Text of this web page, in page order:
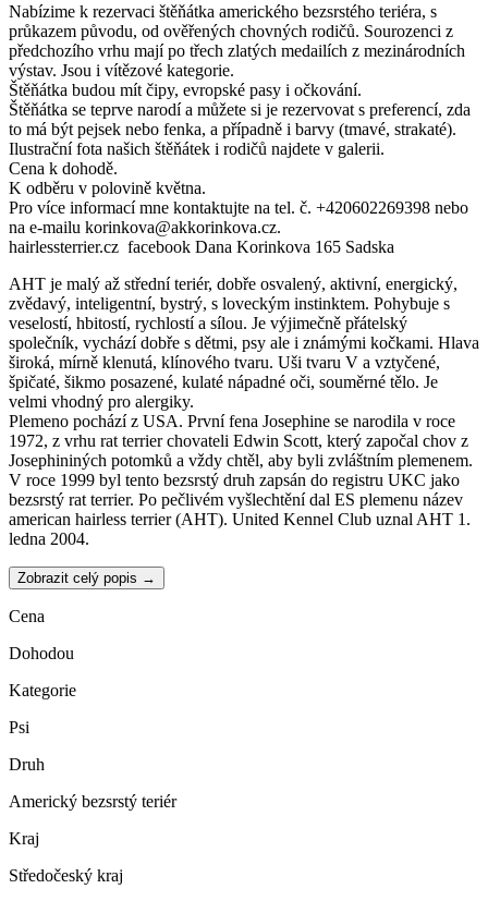
Nabízime k rezervaci štěňátka amerického bezsrstého teriéra, s
průkazem původu, od ověřených chovných rodičů. Sourozenci z
předchozího vrhu mají po třech zlatých medailích z mezinárodních
výstav. Jsou i vítězové kategorie.
Štěňátka budou mít čipy, evropské pasy i očkování.
Štěňátka se teprve narodí a můžete si je rezervovat s preferencí, zda
to má být pejsek nebo fenka, a případně i barvy (tmavé, strakaté).
Ilustrační fota našich štěňátek i rodičů najdete v galerii.
Cena k dohodě.
K odběru v polovině května.
Pro více informací mne kontaktujte na tel. č. +420602269398 nebo
na e-mailu korinkova@akkorinkova.cz.
hairlessterrier.cz facebook Dana Korinkova 165 Sadska
AHT je malý až střední teriér, dobře osvalený, aktivní, energický,
zvědavý, inteligentní, bystrý, s loveckým instinktem. Pohybuje s
veselostí, hbitostí, rychlostí a sílou. Je výjimečně přátelský
společník, vychází dobře s dětmi, psy ale i známými kočkami. Hlava
široká, mírně klenutá, klínového tvaru. Uši tvaru V a vztyčené,
špičaté, šikmo posazené, kulaté nápadné oči, souměrné tělo. Je
velmi vhodný pro alergiky.
Plemeno pochází z USA. První fena Josephine se narodila v roce
1972, z vrhu rat terrier chovateli Edwin Scott, který započal chov z
Josephininých potomků a vždy chtěl, aby byli zvláštním plemenem.
V roce 1999 byl tento bezsrstý druh zapsán do registru UKC jako
bezsrstý rat terrier. Po pečlivém vyšlechtění dal ES plemenu název
american hairless terrier (AHT). United Kennel Club uznal AHT 1.
ledna 2004.
Zobrazit celý popis →
Cena
Dohodou
Kategorie
Psi
Druh
Americký bezsrstý teriér
Kraj
Středočeský kraj